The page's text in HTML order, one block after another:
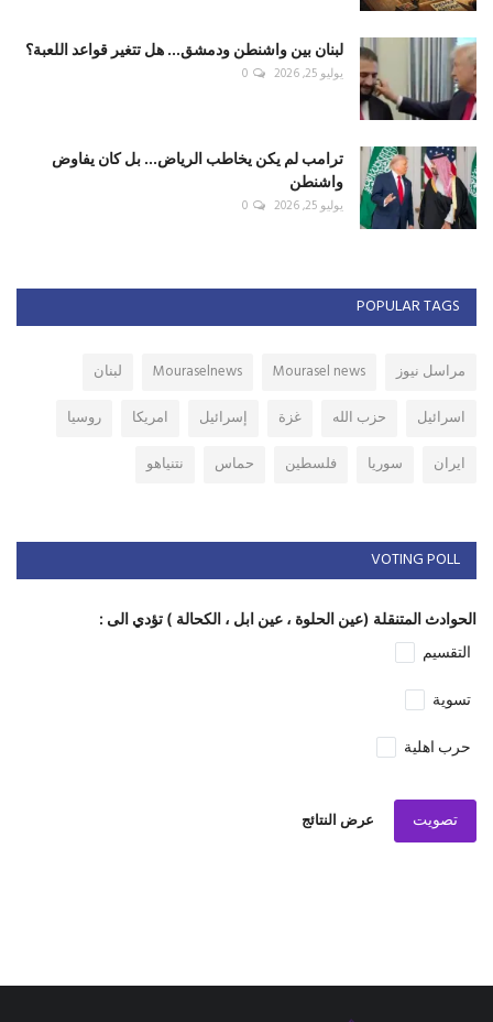
لبنان بين واشنطن ودمشق... هل تتغير قواعد اللعبة؟
يوليو 25, 2026 0
ترامب لم يكن يخاطب الرياض... بل كان يفاوض
واشنطن
يوليو 25, 2026 0
POPULAR TAGS
مراسل نيوز Mourasel news
Mouraselnews
لبنان
اسرائيل
حزب الله غزة إسرائيل امريكا
روسيا
ايران
سوريا فلسطين حماس نتنياهو
VOTING POLL
الحوادث المتنقلة (عين الحلوة ، عين ابل ، الكحالة ) تؤدي الى :
التقسيم
تسوية
حرب اهلية
تصويت عرض النتائج